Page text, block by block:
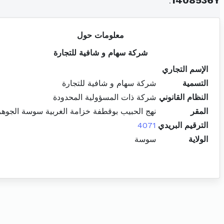
معلومات حول
شركة سهام و شافية للتجارة
الإسم التجاري
التسمية
شركة سهام و شافية للتجارة
النظام القانوني شركة ذات المسؤولية المحدودة
المقر
نهج الحبيب بوقطفة خزامة الغربية سوسة
الترقيم البريدي 4071
الولاية
سوسة